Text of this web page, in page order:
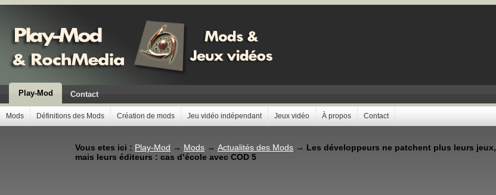
Play-Mod Contact
Mods Définitions des Mods Création de mods Jeu vidéo indépendant Jeux vidéo À propos Contact
Vous etes ici : Play-Mod → Mods → Actualités des Mods → Les développeurs ne patchent plus leurs jeux,
mais leurs éditeurs : cas d’école avec COD 5